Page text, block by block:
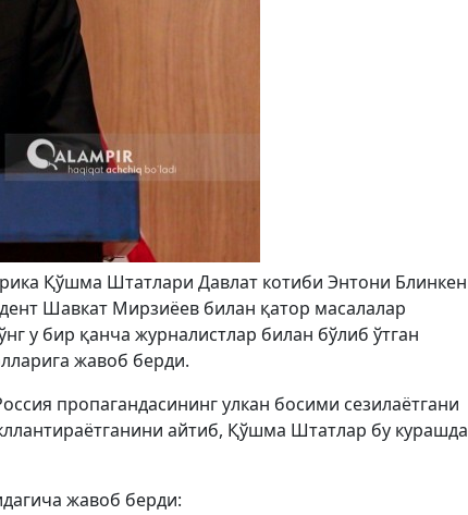
Қўшма Штатлари Давлат котиби Энтони Блинкен
Шавкат Мирзиёев билан қатор масалалар
у бир қанча журналистлар билан бўлиб ўтган
жавоб берди.
пропагандасининг улкан босими сезилаётгани
айтиб, Қўшма Штатлар бу курашда
жавоб берди: